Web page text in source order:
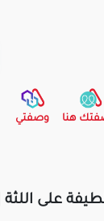
هنا وصفتي
| 1+1 مجاناً